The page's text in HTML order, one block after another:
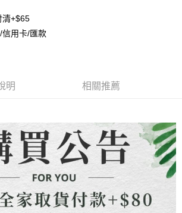
大股份有限公司」（以下簡稱本公司）所提供，讓
服務購買商品或服務，並由商店將買賣／分期付款
詳閱以下連結：
https://oppay.tw/userRule
14天內，點擊此簡訊中的連結，可透過四大超商／
方式進行付款，方視為交易完成。
當下不需立刻繳費，但若您需要取消訂單，請聯絡
家同意取消之訂單仍視為有效，需透過AFTEE先享
support/home
圍內提供個人資料，並將交易相關給付款項請求債
限公司。
宜，請瀏覽以下網址：
先徵得法定代理人或監護人之同意方可使用
若未經同意申辦者引起之損失，本公司不負相關責
後付」時，將依據個別帳號之用戶狀況，依本公司即
額度；若仍有額度不足之情形，本公司將視審查結果
含以上)免運費
清+$65
用卡/匯款
明 相關推薦